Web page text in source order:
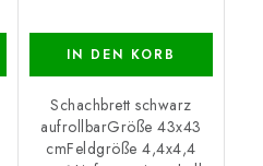
IN DEN KORB
Schachbrett schwarz
aufrollbarGröße 43x43
cmFeldgröße 4,4x4,4